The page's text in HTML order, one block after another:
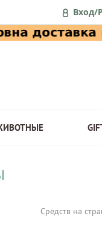
Вход/
Средств на